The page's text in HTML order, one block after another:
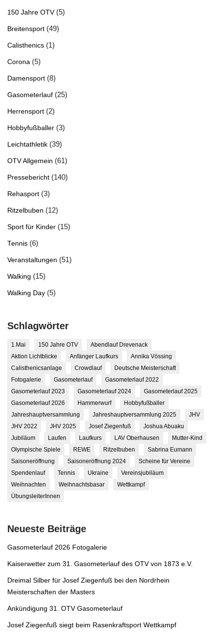
150 Jahre OTV(5)
Breitensport (49)
Calisthenics (1)
Corona (5)
Damensport (8)
Gasometerlauf (25)
Herrensport (2)
Hobbyfußballer (3)
Leichtathletik (39)
OTV Allgemein (61)
Pressebericht (140)
Rehasport (3)
Ritzelbuben (12)
Sport für Kinder (15)
Tennis (6)
Veranstaltungen (51)
Walking (15)
Walking Day (5)
Schlagwörter
1.Mai 150 Jahre OTV
Abendlauf Drevenack
Aktion Lichtblicke
Anfänger Laufkurs
Annika Vössing
Calisthenicsanlage
Crowdlauf
Deutsche Meisterschaft
Fotogalerie
Gasometerlauf
Gasometerlauf 2022
Gasometerlauf 2023
Gasometerlauf 2024
Gasometerlauf 2025
Gasometerlauf 2026
Hammerwurf
Hobbyfußballer
Jahreshauptversammlung
Jahreshauptversammlung 2025
JHV
JHV 2022
JHV 2025 Josef Ziegenfuß
Joshua Abuaku
Jubiläum
Laufen Laufkurs LAV Oberhausen
Mutter-Kind
Olympische Spiele
REWE Ritzelbuben
Sabrina Eumann
Saisoneröffnung
Saisoneröffnung 2024
Scheine für Vereine
Spendenlauf
Tennis Ukraine
Vereinsjubiläum
Weihnachten
Weihnachtsbasar
Wettkampf
ÜbungsleiterInnen
Neueste Beiträge
Gasometerlauf 2026 Fotogalerie
Kaiserwetter zum 31. Gasometerlauf des OTV von 1873 e.V.
Dreimal Silber für Josef Ziegenfuß bei den Nordrhein
Meisterschaften der Masters
Ankündigung 31. OTV Gasometerlauf
Josef Ziegenfuß siegt beim Rasenkraftsport Wettkampf